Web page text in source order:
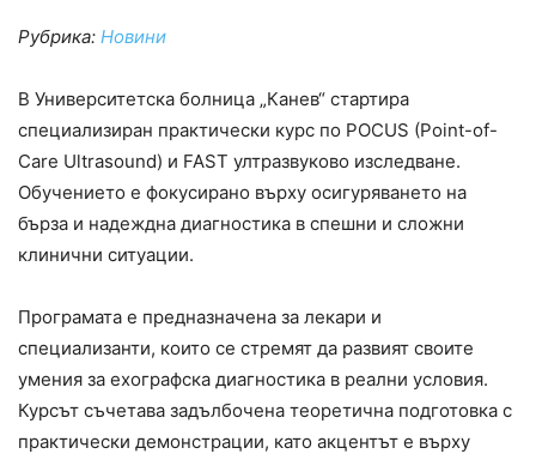
Рубрика: Новини
В Университетска болница „Канев“ стартира
специализиран практически курс по POCUS (Point-of-
Care Ultrasound) и FAST ултразвуково изследване.
Обучението е фокусирано върху осигуряването на
бърза и надеждна диагностика в спешни и сложни
клинични ситуации.
Програмата е предназначена за лекари и
специализанти, които се стремят да развият своите
умения за ехографска диагностика в реални условия.
Курсът съчетава задълбочена теоретична подготовка с
практически демонстрации, като акцентът е върху